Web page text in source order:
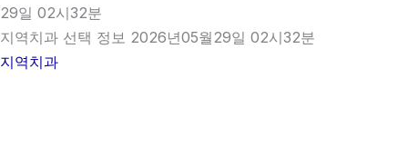
29일 02시32분
지역치과 선택 정보 2026년05월29일 02시32분
지역치과